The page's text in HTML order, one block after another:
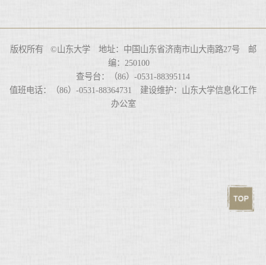
版权所有 ©山东大学 地址：中国山东省济南市山大南路27号 邮
编：250100
查号台：（86）-0531-88395114
值班电话：（86）-0531-88364731 建设维护：山东大学信息化工作
办公室